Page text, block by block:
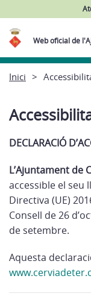
Web oficial de
Inici
DECLARACIÓ
L’Ajuntament de
accessible el seu
Directiva (UE)
Consell de 26
de setembre.
Aquesta